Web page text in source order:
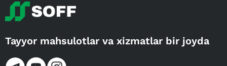
Tayyor mahsulotlar va xizmatlar bir joyda